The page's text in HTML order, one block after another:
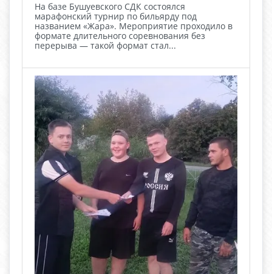
На базе Бушуевского СДК состоялся
марафонский турнир по бильярду под
названием «Жара». Мероприятие проходило в
формате длительного соревнования без
перерыва — такой формат стал...